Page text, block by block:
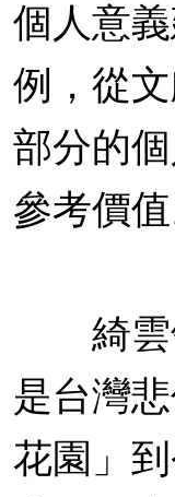
個人意
例，從
部分的
參考價
綺雲領
是台灣
花園」